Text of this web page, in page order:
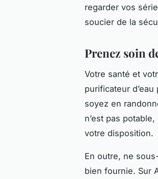
regarder vos
soucier de la
Prenez soin
Votre santé et
purificateur
soyez en
n’est pas
votre disposition.
En outre, ne
bien fournie. Sur